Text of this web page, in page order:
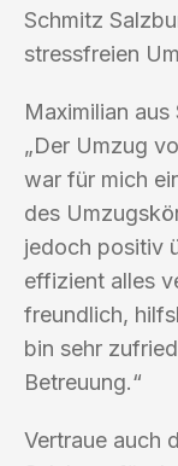
Schmitz
stressfreien
Maximilian
„Der Umzug
war für mich
des
jedoch positiv
effizient alles
freundlich,
bin sehr
Betreuung.“
Vertraue auch